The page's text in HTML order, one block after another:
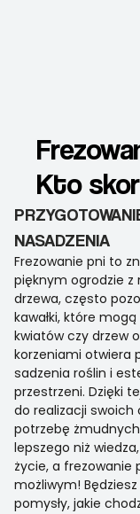
Kto
NASADZENIA
Frezowanie pni to
pięknym ogrodzie z
drzewa, często
kawałki, które
kwiatów czy drzew
korzeniami otwiera
sadzenia roślin i
przestrzeni. Dzięki
do realizacji
potrzebę
lepszego niż
życie, a frezowanie
możliwym!
pomysły, jakie